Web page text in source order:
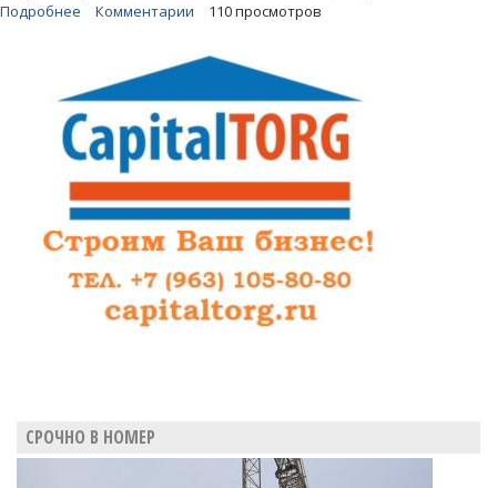
Подробнее
прогнозирует
возможность
массового
закрытия
малых
предприятий
Комментарии 110 просмотров
СРОЧНО В НОМЕР